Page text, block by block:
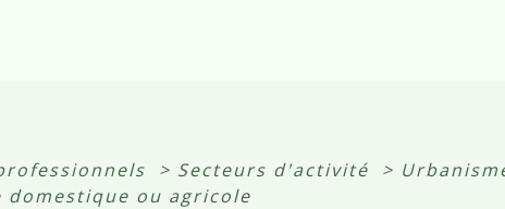
> Secteurs d'activité >
domestique ou agricole